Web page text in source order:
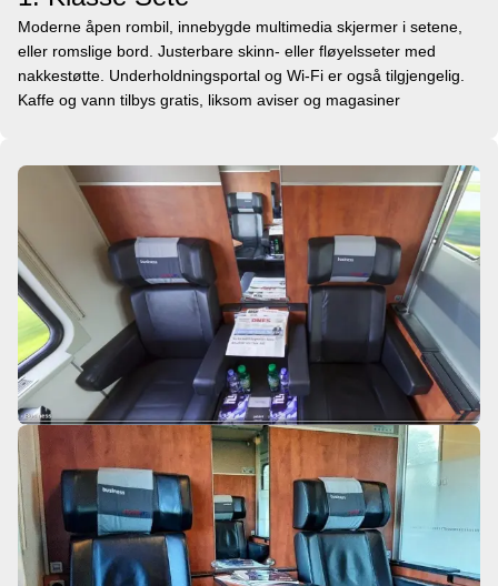
Moderne åpen rombil, innebygde multimedia skjermer i setene,
eller romslige bord. Justerbare skinn- eller fløyelsseter med
nakkestøtte. Underholdningsportal og Wi-Fi er også tilgjengelig.
Kaffe og vann tilbys gratis, liksom aviser og magasiner